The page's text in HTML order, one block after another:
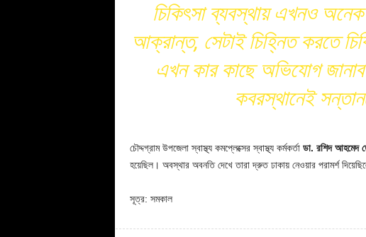
চিকিৎসা ব্যবস্থায় এখনও
আক্রান্ত, সেটাই চিহ্নিত করতে
এখন কার কাছে অভিযোগ
কবরস্থানেই
চৌদ্দগ্রাম উপজেলা স্বাস্থ্য কমপ্লেক্সের স্বাস্থ্য কর্মকর্তা ডা. রশিদ আহমেদ
হয়েছিল। অবস্থার অবনতি দেখে তারা দ্রুত ঢাকায় নেওয়ার পরামর্শ
সূত্র: সমকাল